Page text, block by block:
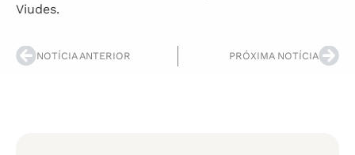
Viudes.
NOTÍCIA ANTERIOR PRÓXIMA NOTÍCIA